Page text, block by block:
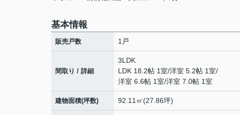
基本情報
販売戸数 1戸
間取り / 詳細
3LDK
LDK 18.2帖 1室/洋室 5.2帖 1室/
洋室 6.6帖 1室/洋室 7.0帖 1室
建物面積(坪数) 92.11㎡(27.86坪)